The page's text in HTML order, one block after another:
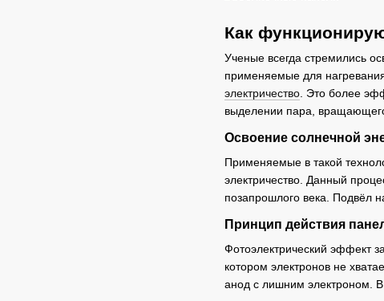
Как
Ученые всегда стремились
применяемые для
электричество . Это более
выделении пара,
Освоение солнечной
Применяемые в такой
электричество. Данный
позапрошлого века. Подвёл
Принцип действия
Фотоэлектрический эффект
котором электронов не
анод с лишним электроном. В